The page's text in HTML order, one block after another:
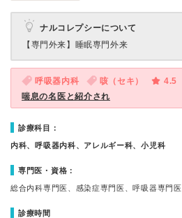
ナルコレプシーについて
【専門外来】 睡眠専門外来
呼吸器内科 咳（セキ）
4.5
喘息の名医と紹介され
診療科目：
内科、呼吸器内科、アレルギー科、小児科
専門医・資格：
総合内科専門医、感染症専門医、呼吸器専門医
診療時間